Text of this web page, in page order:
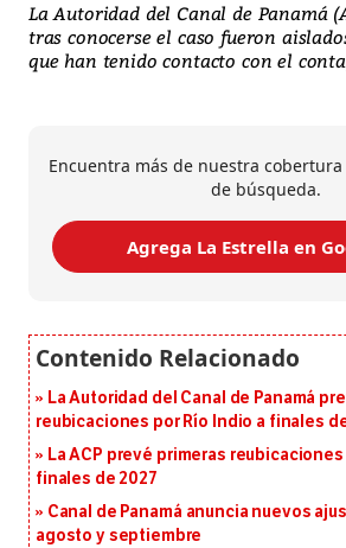
La Autoridad del Canal de Panamá
tras conocerse el caso fueron
que han tenido contacto con el
Encuentra más de nuestra
de búsqueda.
Agrega La Estrella en
La Autoridad del Canal de Panamá
reubicaciones por Río Indio a finales
La ACP prevé primeras
finales de 2027
Canal de Panamá anuncia nuevos
agosto y septiembre